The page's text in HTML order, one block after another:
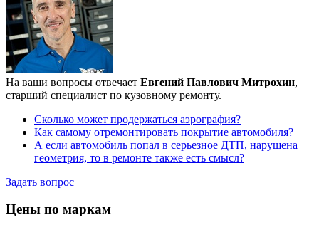
На ваши вопросы отвечает Евгений Павлович Митрохин,
старший специалист по кузовному ремонту.
Сколько может продержаться аэрография?
Как самому отремонтировать покрытие автомобиля?
А если автомобиль попал в серьезное ДТП, нарушена
геометрия, то в ремонте также есть смысл?
Задать вопрос
Цены по маркам